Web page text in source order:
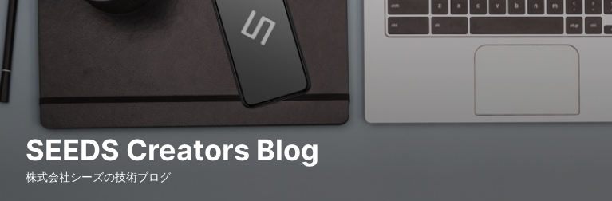
SEEDS Creators Blog
株式会社シーズの技術ブログ